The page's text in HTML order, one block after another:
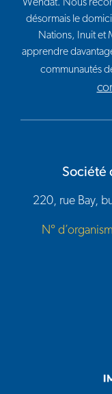
Wendat. Nous
désormais le
Nations, Inuit et
apprendre
communautés
Société
220, rue Bay,
N°